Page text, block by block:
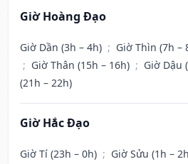
Giờ Hoàng Đạo
Giờ Dần (3h – 4h) ; Giờ Thìn (7h –
; Giờ Thân (15h – 16h) ; Giờ Dậu
(21h – 22h)
Giờ Hắc Đạo
Giờ Tí (23h – 0h) ; Giờ Sửu (1h –